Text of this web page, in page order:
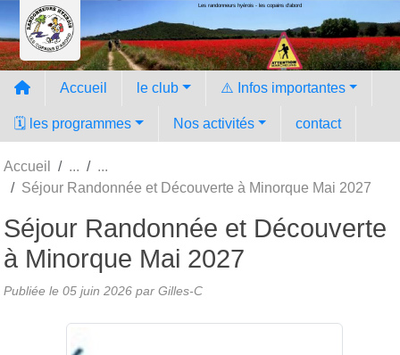
Les randonneurs hyèrois - les copains d'abord
Accueil le club ⚠️ Infos importantes
🗓️ les programmes Nos activités contact
Accueil
Séjour Randonnée et Découverte à Minorque Mai 2027
Séjour Randonnée et Découverte
à Minorque Mai 2027
Publiée le 05 juin 2026 par Gilles-C
Panneau de gestion des cookies